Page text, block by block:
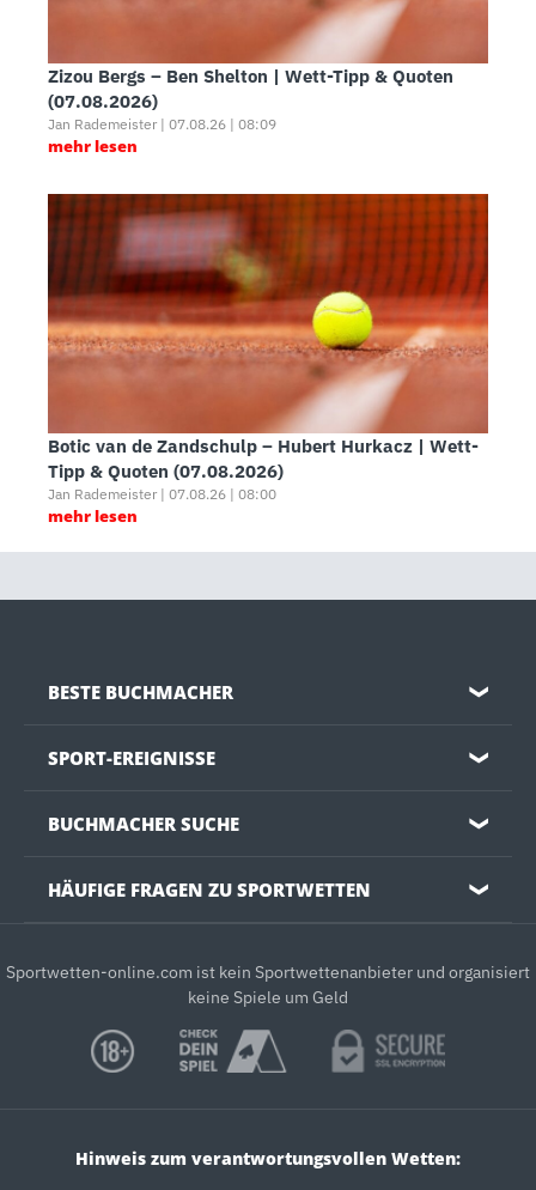
Zizou Bergs – Ben Shelton | Wett-Tipp & Quoten
(07.08.2026)
Jan Rademeister | 07.08.26 | 08:09
mehr lesen
Botic van de Zandschulp – Hubert Hurkacz | Wett-
Tipp & Quoten (07.08.2026)
Jan Rademeister | 07.08.26 | 08:00
mehr lesen
BESTE BUCHMACHER ❯
SPORT-EREIGNISSE ❯
BUCHMACHER SUCHE ❯
HÄUFIGE FRAGEN ZU SPORTWETTEN ❯
Sportwetten-online.com ist kein Sportwettenanbieter und organisiert
keine Spiele um Geld
Hinweis zum verantwortungsvollen Wetten: